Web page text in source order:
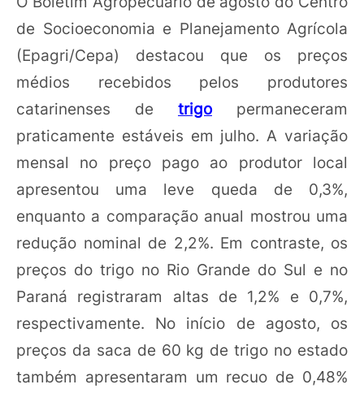
de Socioeconomia e Planejamento Agrícola
(Epagri/Cepa) destacou que os preços
médios recebidos pelos produtores
catarinenses de trigopermaneceram
praticamente estáveis em julho. A variação
mensal no preço pago ao produtor local
apresentou uma leve queda de 0,3%,
enquanto a comparação anual mostrou uma
redução nominal de 2,2%. Em contraste, os
preços do trigo no Rio Grande do Sul e no
Paraná registraram altas de 1,2% e 0,7%,
respectivamente. No início de agosto, os
preços da saca de 60 kg de trigo no estado
também apresentaram um recuo de 0,48%